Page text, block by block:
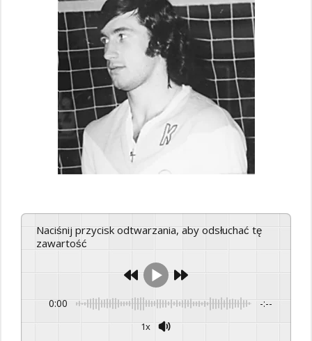
Naciśnij przycisk odtwarzania, aby odsłuchać tę
zawartość
0:00 -:--
1x